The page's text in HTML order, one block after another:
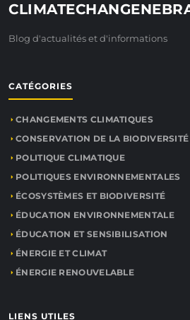
Blog d'actualités et d'informations
CATÉGORIES
CHANGEMENTS CLIMATIQUES
CONSERVATION DE LA BIODIVERSITÉ
POLITIQUE CLIMATIQUE
POLITIQUES ENVIRONNEMENTALES
ÉCOSYSTÈMES ET BIODIVERSITÉ
ÉDUCATION ENVIRONNEMENTALE
ÉDUCATION ET SENSIBILISATION
ÉNERGIE ET CLIMAT
ÉNERGIE RENOUVELABLE
LIENS UTILES